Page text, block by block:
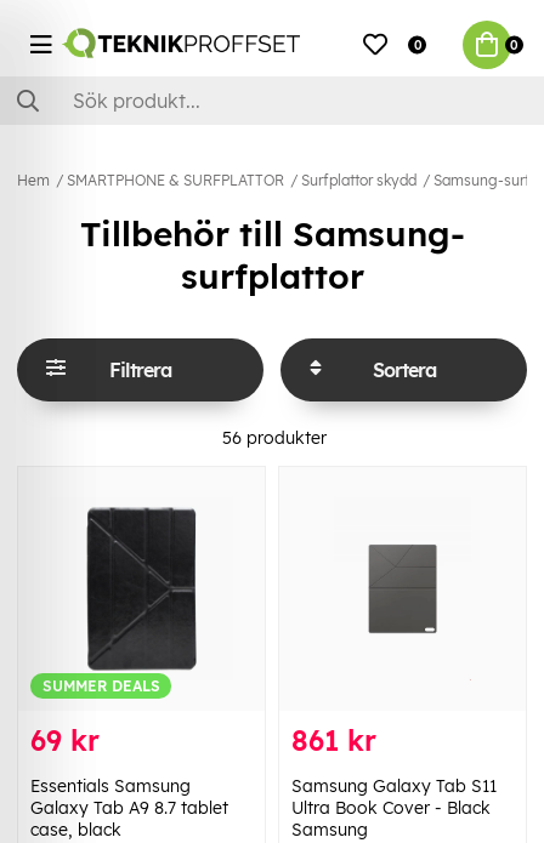
0 0
Hem SMARTPHONE & SURFPLATTOR Surfplattor skydd Samsung-
Tillbehör till Samsung-
surfplattor
Filtrera Sortera
56 produkter
SUMMER DEALS
69 kr
Essentials Samsung
Galaxy Tab A9 8.7 tablet
case, black
861 kr
Samsung Galaxy Tab S11
Ultra Book Cover - Black
Samsung